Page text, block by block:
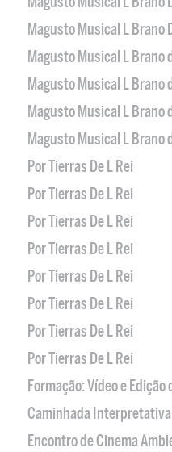
Magusto Musical L Brano
Magusto Musical L Brano
Magusto Musical L Brano
Magusto Musical L Brano
Magusto Musical L Brano
Por Tierras De L Rei
Por Tierras De L Rei
Por Tierras De L Rei
Por Tierras De L Rei
Por Tierras De L Rei
Por Tierras De L Rei
Por Tierras De L Rei
Por Tierras De L Rei
Formação: Vídeo e Edição
Caminhada Interpretativa
Encontro de Cinema